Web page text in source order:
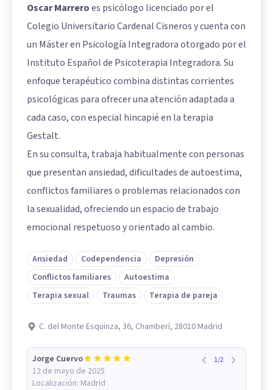
Oscar Marreroes psicólogo licenciado por el
Colegio Universitario Cardenal Cisneros y cuenta con
un Máster en Psicología Integradora otorgado por el
Instituto Español de Psicoterapia Integradora. Su
enfoque terapéutico combina distintas corrientes
psicológicas para ofrecer una atención adaptada a
cada caso, con especial hincapié en la terapia
Gestalt.
En su consulta, trabaja habitualmente con personas
que presentan ansiedad, dificultades de autoestima,
conflictos familiares o problemas relacionados con
la sexualidad, ofreciendo un espacio de trabajo
emocional respetuoso y orientado al cambio.
Ansiedad Codependencia
Depresión
Conflictos familiares
Autoestima
Terapia sexual
Traumas Terapia de pareja
C. del Monte Esquinza, 36, Chamberí, 28010 Madrid
Jorge Cuervo
12 de mayo de 2025
Localización: Madrid
1/2